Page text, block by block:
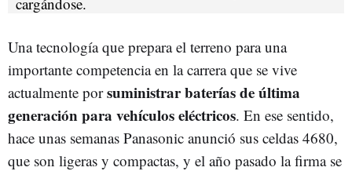
Una tecnología que prepara el terreno para una
importante competencia en la carrera que se vive
actualmente porsuministrar baterías de última
generación para vehículos eléctricos. En ese sentido,
hace unas semanas Panasonic anunció sus celdas 4680,
que son ligeras y compactas, y el año pasado la firma se